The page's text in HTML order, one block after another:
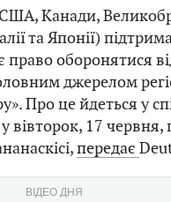
Канади,
та Японії)
оборонятися
джерелом
Про це йдеться у
вівторок, 17 червня,
передає
ВІДЕО ДНЯ